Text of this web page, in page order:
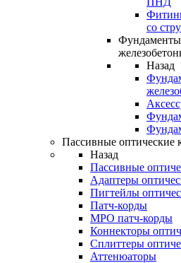
со
Назад
Пассивные оптические
Назад
Пассивные
Адаптеры
Пигтейлы
Патч-корды
MPO патч-корды
Коннекторы
Сплиттеры
Аттенюаторы